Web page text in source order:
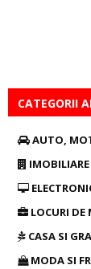
CATEGORII
AUTO,
IMOBILIARE
LOCURI DE
CASA SI
MODA SI